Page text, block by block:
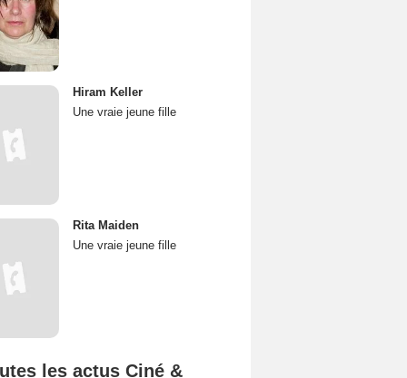
Hiram Keller
Une vraie jeune fille
Rita Maiden
Une vraie jeune fille
les actus Ciné &